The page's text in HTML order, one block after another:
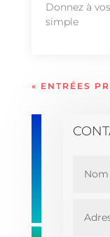
Donnez à
simple
« ENTRÉES